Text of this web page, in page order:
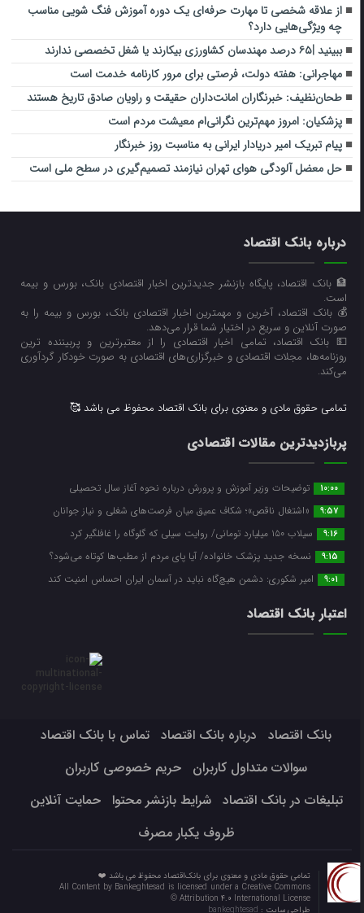
از علاقه شخصی تا مهارت حرفه‌ای یک دوره آموزش فنگ شویی مناسب
چه ویژگی‌هایی دارد؟
ببینید |۶۵ درصد مهندسان کشاورزی بیکارند یا شغل تخصصی ندارند
مهاجرانی: هفته دولت، فرصتی برای مرور کارنامه خدمت است
طحان‌نظیف: خبرنگاران امانت‌داران حقیقت و راویان صادق تاریخ‌ هستند
پزشکیان: امروز مهم‌ترین نگرانی‌ام معیشت مردم است
پیام تبریک امیر دریادار ایرانی به مناسبت روز خبرنگار
حل معضل آلودگی هوای تهران نیازمند تصمیم‌گیری در سطح ملی است
درباره بانک اقتصاد
🏦 بانک اقتصاد، پایگاه بازنشر جدیدترین اخبار اقتصادی بانک، بورس و بیمه
است.
💰 بانک اقتصاد، آخرین و مهمترین اخبار اقتصادی بانک، بورس و بیمه را به
صورت آنلاین و سریع در اختیار شما قرار می‌‌دهد.
💵 بانک اقتصاد، تمامی اخبار اقتصادی را از معتبرترین و پربیننده ترین
روزنامه‌ها، مجلات اقتصادی و خبرگزاری‌های اقتصادی به صورت خودکار گردآوری
می‌کند.
تمامی حقوق مادی و معنوی برای بانک اقتصاد محفوظ می باشد 🥰
پربازدیدترین مقالات اقتصادی
10:00 توضیحات وزیر آموزش و پرورش درباره نحوه آغاز سال تحصیلی
9:57 «اشتغال ناقص»؛ شکاف عمیق میان فرصت‌های شغلی و نیاز جوانان
9:16 سیلاب ۱۵۰ میلیارد تومانی/ روایت سیلی که گلوگاه را غافلگیر کرد
9:15 نسخه جدید پزشک خانواده/ آیا پای مردم از مطب‌ها‌ کوتاه می‌شود؟
9:01 امیر شکوری: دشمن هیچ‌گاه نباید در آسمان ایران احساس امنیت کند
اعتبار بانک اقتصاد
بانک اقتصاد درباره بانک اقتصاد
تماس با بانک اقتصاد
سوالات متداول کاربران
حریم خصوصی کاربران
تبلیغات در بانک اقتصاد
شرایط بازنشر محتوا
حمایت آنلاین
ظروف یکبار مصرف
تمامی حقوق مادی و معنوی برای بانک‌اقتصاد محفوظ می باشد ❤️
All Content by Bankeghtesad is licensed under a Creative Commons
Attribution 4.0 International License ©️
طراحی سایت :